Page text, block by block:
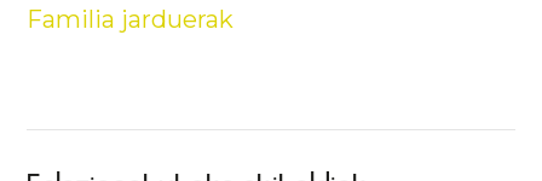
Familia jarduerak